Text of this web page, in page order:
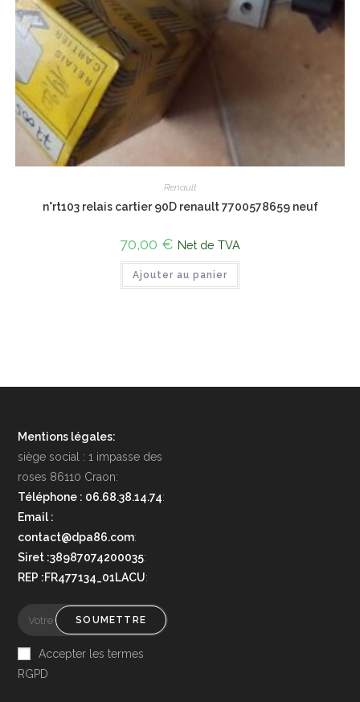
Renault
n°rt103 relais cartier 90D renault 7700578659 neuf
70,00 € Net de TVA
Ajouter au panier
Mentions légales:
siège social : 1 impasse des
roses 86110 Craon:
Téléphone : 06.68.38.14.74:
Email :
contact@dpa86.com:
Siret :38987074200035:
REP :FR477134_01LACU:
SOUMETTRE
Accepter les termes
RGPD